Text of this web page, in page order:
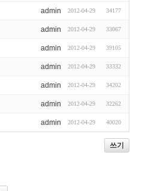
admin 2012-04-29 34177
admin 2012-04-29 33067
admin 2012-04-29 39105
admin 2012-04-29 33332
admin 2012-04-29 34202
admin 2012-04-29 32262
admin 2012-04-29 40020
쓰기